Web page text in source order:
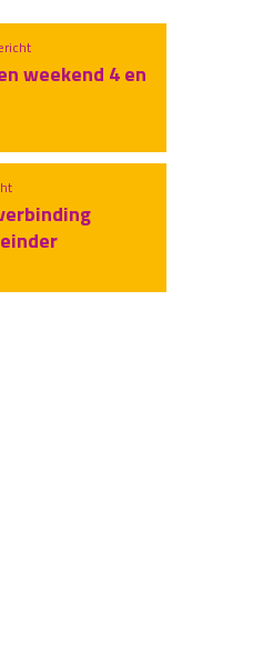
weekend 4 en